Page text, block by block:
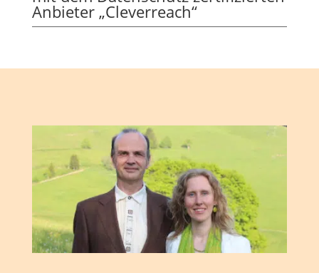
Anbieter „Cleverreach“